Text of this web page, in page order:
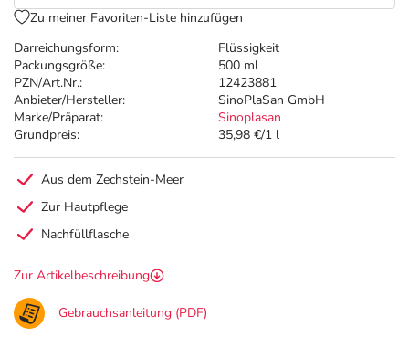
Darreichungsform:
Flüssigkeit
Packungsgröße:
500 ml
PZN/Art.Nr.:
12423881
Anbieter/Hersteller:
SinoPlaSan GmbH
Marke/Präparat:
Sinoplasan
Grundpreis:
35,98 €/1 l
Zu meiner Favoriten-Liste hinzufügen
Aus dem Zechstein-Meer
Zur Hautpflege
Nachfüllflasche
Zur Artikelbeschreibung
Gebrauchsanleitung (PDF)